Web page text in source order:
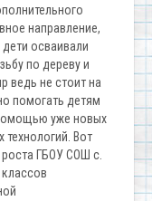
направление,
осваивали
по дереву и
ведь не стоит на
помогать детям
уже новых
Вот
роста ГБОУ СОШ с.